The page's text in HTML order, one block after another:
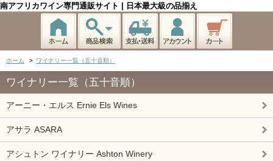
南アフリカワイン専門通販サイト | 日本最大級の品揃え
ホーム > ワイナリー一覧（五十音順）
ワイナリー一覧（五十音順）
アーニー・エルス Ernie Els Wines
アサラ ASARA
アシュトン ワイナリー Ashton Winery